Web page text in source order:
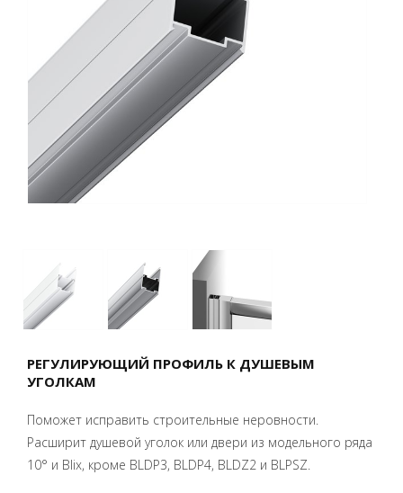
РЕГУЛИРУЮЩИЙ ПРОФИЛЬ К ДУШЕВЫМ
УГОЛКАМ
Поможет исправить строительные неровности.
Расширит душевой уголок или двери из модельного ряда
10° и Blix, кроме BLDP3, BLDP4, BLDZ2 и BLPSZ.